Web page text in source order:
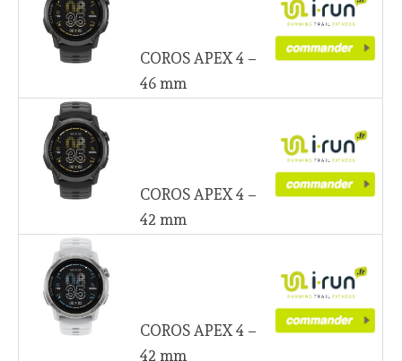
COROS APEX 4 –
46 mm
COROS APEX 4 –
42 mm
COROS APEX 4 –
42 mm